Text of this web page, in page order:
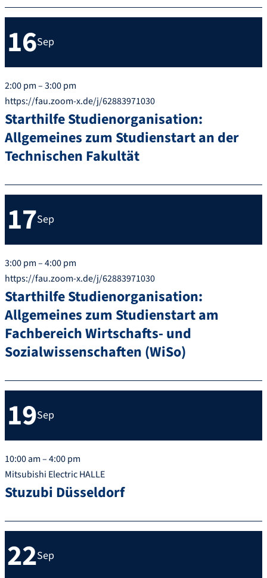
16Sep
2:00 pm – 3:00 pm
Starthilfe Studienorganisation:
Allgemeines zum Studienstart an der
Technischen Fakultät
https://fau.zoom-x.de/j/62883971030
17Sep
3:00 pm – 4:00 pm
Starthilfe Studienorganisation:
Allgemeines zum Studienstart am
Fachbereich Wirtschafts- und
Sozialwissenschaften (WiSo)
https://fau.zoom-x.de/j/62883971030
19Sep
10:00 am – 4:00 pm
Stuzubi Düsseldorf
Mitsubishi Electric HALLE
22Sep